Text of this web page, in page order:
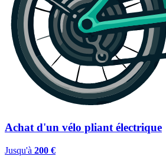
Achat d'un vélo pliant électrique
Jusqu'à 200 €